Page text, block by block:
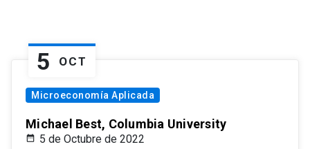
5 OCT
Microeconomía Aplicada
Michael Best, Columbia University
5 de Octubre de 2022